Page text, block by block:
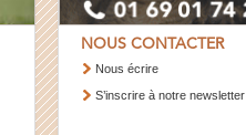
NOUS CONTACTER
Nous écrire
S’inscrire à notre newsletter